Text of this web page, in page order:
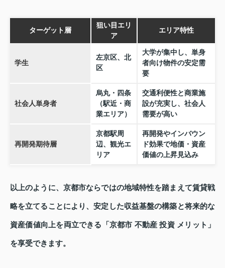
ターゲット層
狙い目エリ
ア
エリア特性
学生
左京区、北
区
大学が集中し、単身
者向け物件の安定需
要
社会人単身者
烏丸・四条
（駅近・商
業エリア）
交通利便性と商業施
設が充実し、社会人
需要が高い
再開発期待層
京都駅周
辺、観光エ
リア
再開発やインバウン
ド効果で地価・資産
価値の上昇見込み
以上のように、京都市ならではの地域特性を踏まえて賃貸戦
略を立てることにより、安定した収益基盤の構築と将来的な
資産価値向上を両立できる「京都市 不動産 投資 メリット」
を享受できます。